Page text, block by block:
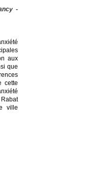
-
aux
que
cette
ville